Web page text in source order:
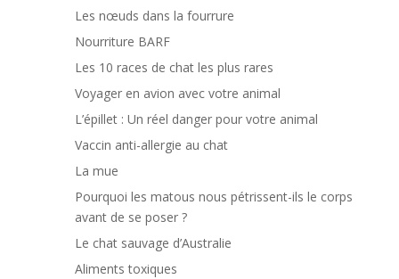
Les nœuds dans la fourrure
Nourriture BARF
Les 10 races de chat les plus rares
Voyager en avion avec votre animal
L’épillet : Un réel danger pour votre animal
Vaccin anti-allergie au chat
La mue
Pourquoi les matous nous pétrissent-ils le corps
avant de se poser ?
Le chat sauvage d’Australie
Aliments toxiques